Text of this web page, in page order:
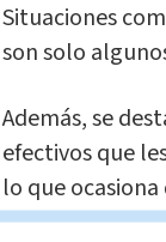
Situaciones
son solo
Además, se
efectivos que
lo que
estudiantes